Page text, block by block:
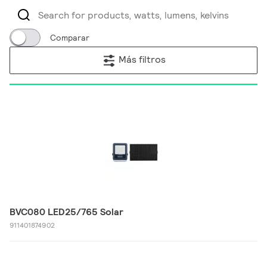
Comparar
Más filtros
BVC080 LED25/765 Solar
911401874902